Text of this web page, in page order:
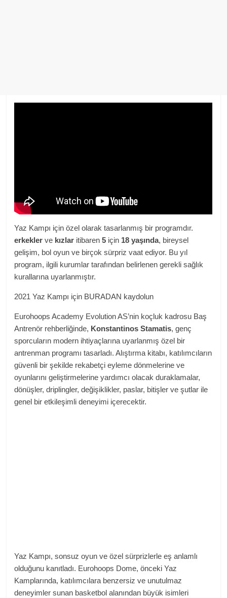
Yaz Kampı için özel olarak tasarlanmış bir programdır.
erkekler ve kızlar itibaren 5 için 18 yaşında, bireysel
gelişim, bol oyun ve birçok sürpriz vaat ediyor. Bu yıl
program, ilgili kurumlar tarafından belirlenen gerekli sağlık
kurallarına uyarlanmıştır.
2021 Yaz Kampı için BURADAN kaydolun
Eurohoops Academy Evolution AS’nin koçluk kadrosu Baş
Antrenör rehberliğinde, Konstantinos Stamatis, genç
sporcuların modern ihtiyaçlarına uyarlanmış özel bir
antrenman programı tasarladı. Alıştırma kitabı, katılımcıların
güvenli bir şekilde rekabetçi eyleme dönmelerine ve
oyunlarını geliştirmelerine yardımcı olacak duraklamalar,
dönüşler, driplingler, değişiklikler, paslar, bitişler ve şutlar ile
genel bir etkileşimli deneyimi içerecektir.
Yaz Kampı, sonsuz oyun ve özel sürprizlerle eş anlamlı
olduğunu kanıtladı. Eurohoops Dome, önceki Yaz
Kamplarında, katılımcılara benzersiz ve unutulmaz
deneyimler sunan basketbol alanından büyük isimleri